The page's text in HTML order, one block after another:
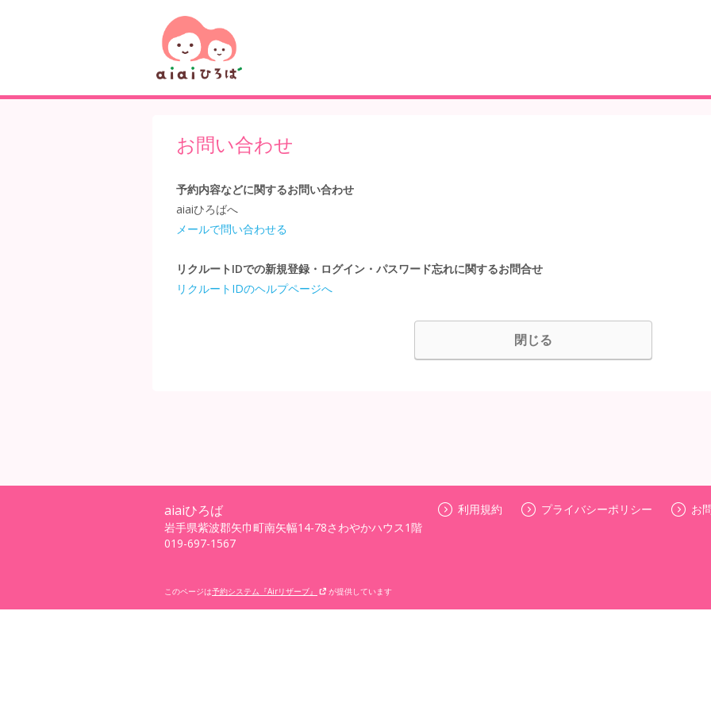
お問い合わせ
予約内容などに関するお問い合わせ
aiaiひろばへ
メールで問い合わせる
リクルートIDでの新規登録・ログイン・パスワード忘れに関するお問合せ
リクルートIDのヘルプページへ
閉じる
aiaiひろば
岩手県紫波郡矢巾町南矢幅14-78さわやかハウス1階
019-697-1567
利用規約 プライバシーポリシー お
このページは予約システム『Airリザーブ』 が提供しています